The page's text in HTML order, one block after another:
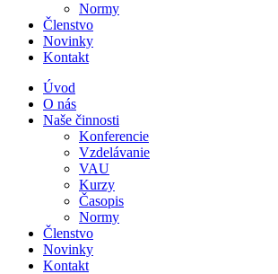
Normy
Členstvo
Novinky
Kontakt
Úvod
O nás
Naše činnosti
Konferencie
Vzdelávanie
VAU
Kurzy
Časopis
Normy
Členstvo
Novinky
Kontakt